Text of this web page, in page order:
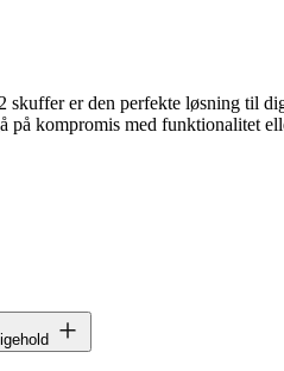
skuffer er den perfekte løsning til
på kompromis med funktionalitet